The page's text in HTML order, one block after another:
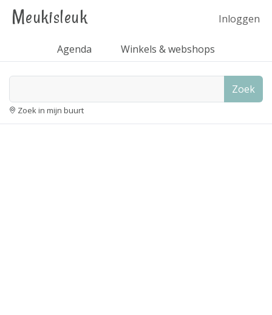
Meukisleuk Inloggen
Agenda Winkels & webshops
Zoek
Zoek in mijn buurt